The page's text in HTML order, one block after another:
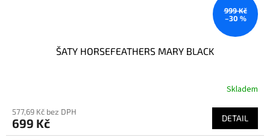
999 Kč
–30 %
ŠATY HORSEFEATHERS MARY BLACK
Skladem
577,69 Kč bez DPH
699 Kč DETAIL